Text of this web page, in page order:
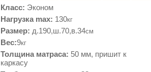
Класс: Эконом
Нагрузка max: 130кг
Размер: д.190,ш.70,в.34см
Вес:9кг
Толщина матраса: 50 мм, пришит к
каркасу